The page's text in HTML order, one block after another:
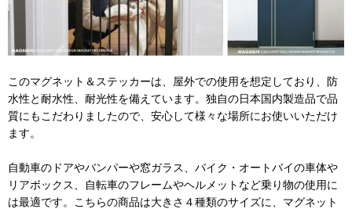
このマグネット＆ステッカーは、屋外での使用を想定しており、防
水性と耐水性、耐光性を備えています。独自の日本国内製造品で品
質にもこだわりましたので、安心して様々な場所にお使いいただけ
ます。
自動車のドアやバンパーや窓ガラス、バイク・オートバイの車体や
リアボックス、自転車のフレームやヘルメットなど乗り物の使用に
は最適です。こちらの商品は大きさ４種類のサイズに、マグネット